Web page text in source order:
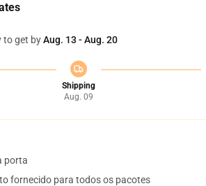
to get byAug. 13 - Aug. 20
Shipping
Aug. 09
porta
fornecido para todos os pacotes